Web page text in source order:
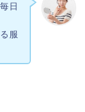
日
服